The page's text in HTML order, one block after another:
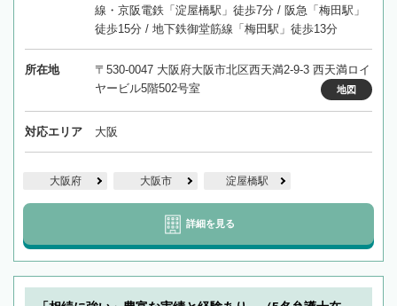
線・京阪電鉄「淀屋橋駅」徒歩7分 / 阪急「梅田駅」
徒歩15分 / 地下鉄御堂筋線「梅田駅」徒歩13分
所在地
〒530-0047 大阪府大阪市北区西天満2-9-3 西天満ロイ
ヤービル5階502号室
地図
対応エリア 大阪
大阪府 大阪市 淀屋橋駅
詳細を見る